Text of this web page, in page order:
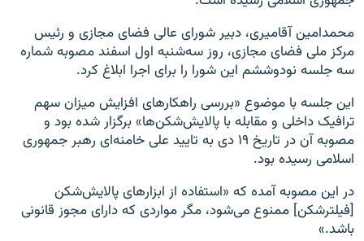
محمدامین آقامیری، دبیر شورای عالی فضای مجازی و رئیس
مرکز ملی فضای مجازی، روز سه‌شنبه اول اسفند مصوبه شماره
سه جلسه نود‌وششم این شورا را برای اجرا ابلاغ کرد.
این جلسه با موضوع «بررسی راهکارهای افزایش میزان سهم
ترافیک داخلی و مقابله با پالایش‌شکن‌ها» برگزار شده بود و
مصوبه آن در تاریخ ۱۹ دی به تایید علی خامنه‌ای رهبر جمهوری
اسلامی رسیده بود.
در این مصوبه آمده که «استفاده از ابزارهای پالایش‌شکن
[فیلترشکن] ممنوع می‌شود، مگر مواردی که دارای مجوز قانونی
باشد.»